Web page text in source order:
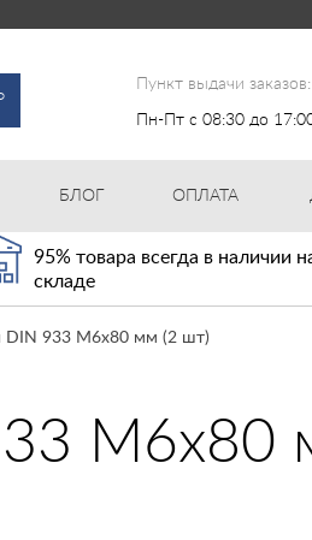
Пункт выдачи заказов:
Пн-Пт с 08:30 до
БЛОГ ОПЛАТА
95% товара всегда в наличии
складе
DIN 933 М6х80 мм (2 шт)
М6х80